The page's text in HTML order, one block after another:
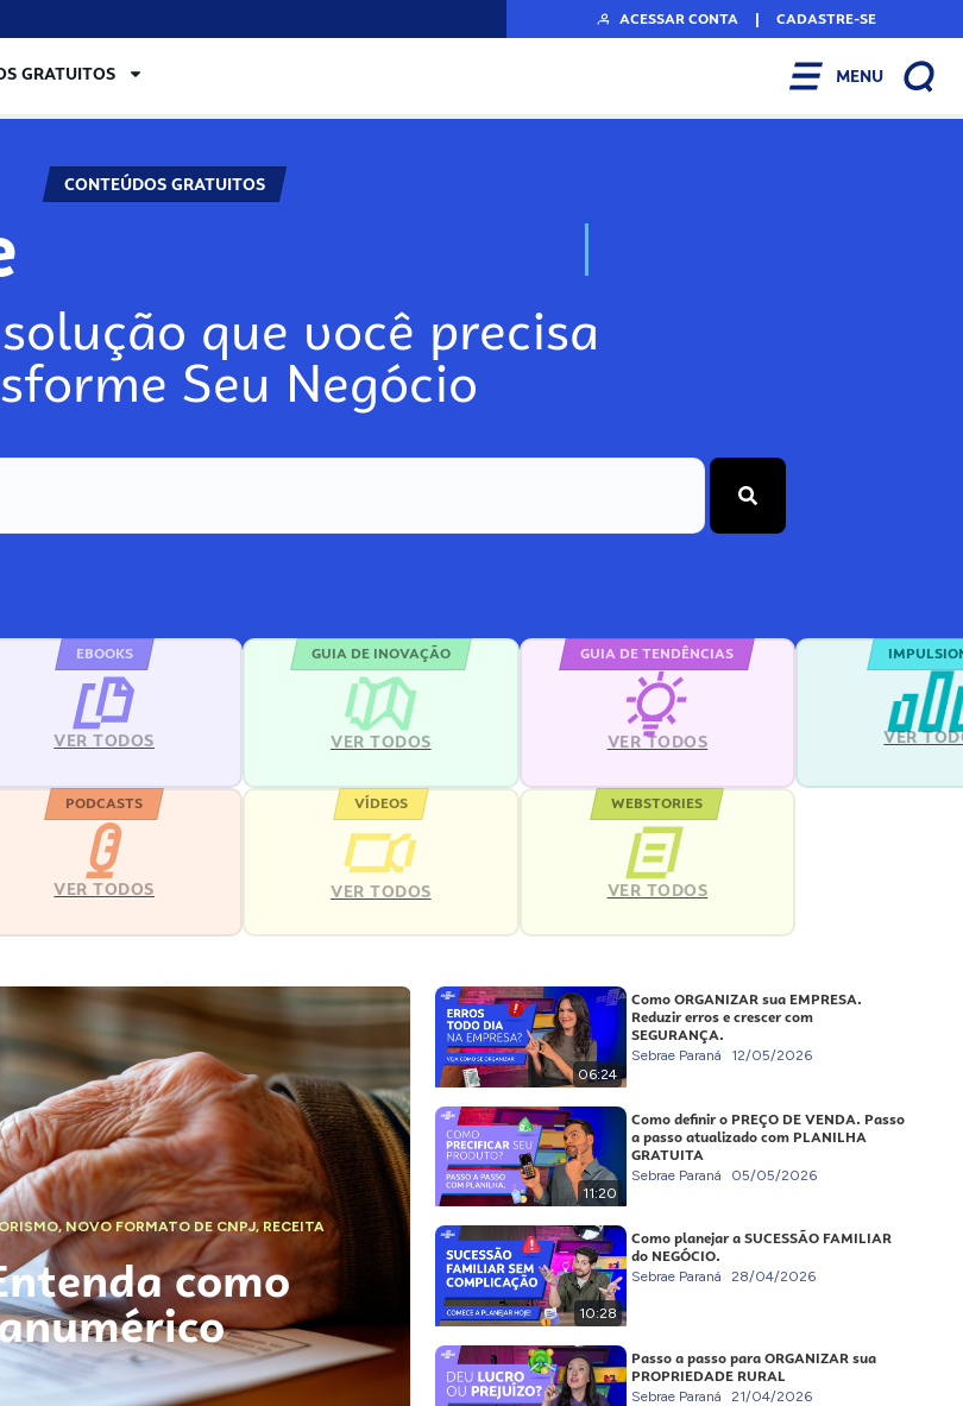
ACESSAR CONTA | CADASTRE-SE
GRATUITOS MENU
CONTEÚDOS GRATUITOS
N
que você precisa
Seu Negócio
EBOOKS
VER TODOS
GUIA DE INOVAÇÃO
VER TODOS
GUIA DE TENDÊNCIAS
VER TODOS VER
PODCASTS
VER TODOS
VÍDEOS
VER TODOS
WEBSTORIES
VER TODOS
,NOVO FORMATO DE CNPJ,RECEITA
como
06:24
Como ORGANIZAR sua EMPRESA.
Reduzir erros e crescer com
SEGURANÇA.
Sebrae Paraná 12/05/2026
11:20
Como definir o PREÇO DE VENDA. Passo
a passo atualizado com PLANILHA
GRATUITA
Sebrae Paraná 05/05/2026
10:28
Como planejar a SUCESSÃO FAMILIAR
do NEGÓCIO.
Sebrae Paraná 28/04/2026
Passo a passo para ORGANIZAR sua
PROPRIEDADE RURAL
Sebrae Paraná 21/04/2026